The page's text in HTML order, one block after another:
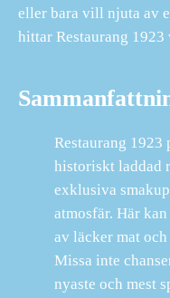
eller bara vill njuta av
hittar Restaurang 1923
Restaurang 1923
historiskt laddad
exklusiva
atmosfär. Här
av läcker mat
Missa inte
nyaste och mest